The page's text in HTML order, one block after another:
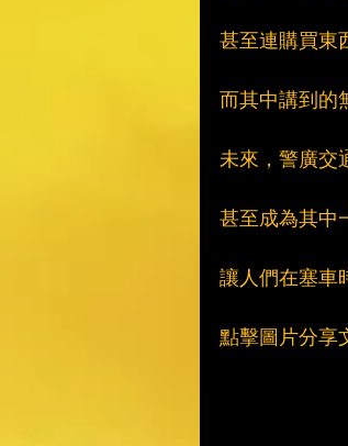
甚至連購買東
而其中講到的
未來，警廣交
甚至成為其中
讓人們在塞車
點擊圖片分享